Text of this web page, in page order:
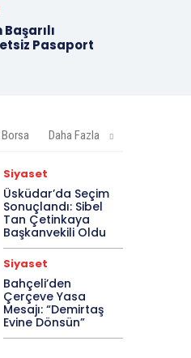
Pasaport
Borsa Daha Fazla
Siyaset
Üsküdar’da Seçim
Sonuçlandı: Sibel
Tan Çetinkaya
Başkanvekili Oldu
Siyaset
Bahçeli’den
Çerçeve Yasa
Mesajı: “Demirtaş
Evine Dönsün”